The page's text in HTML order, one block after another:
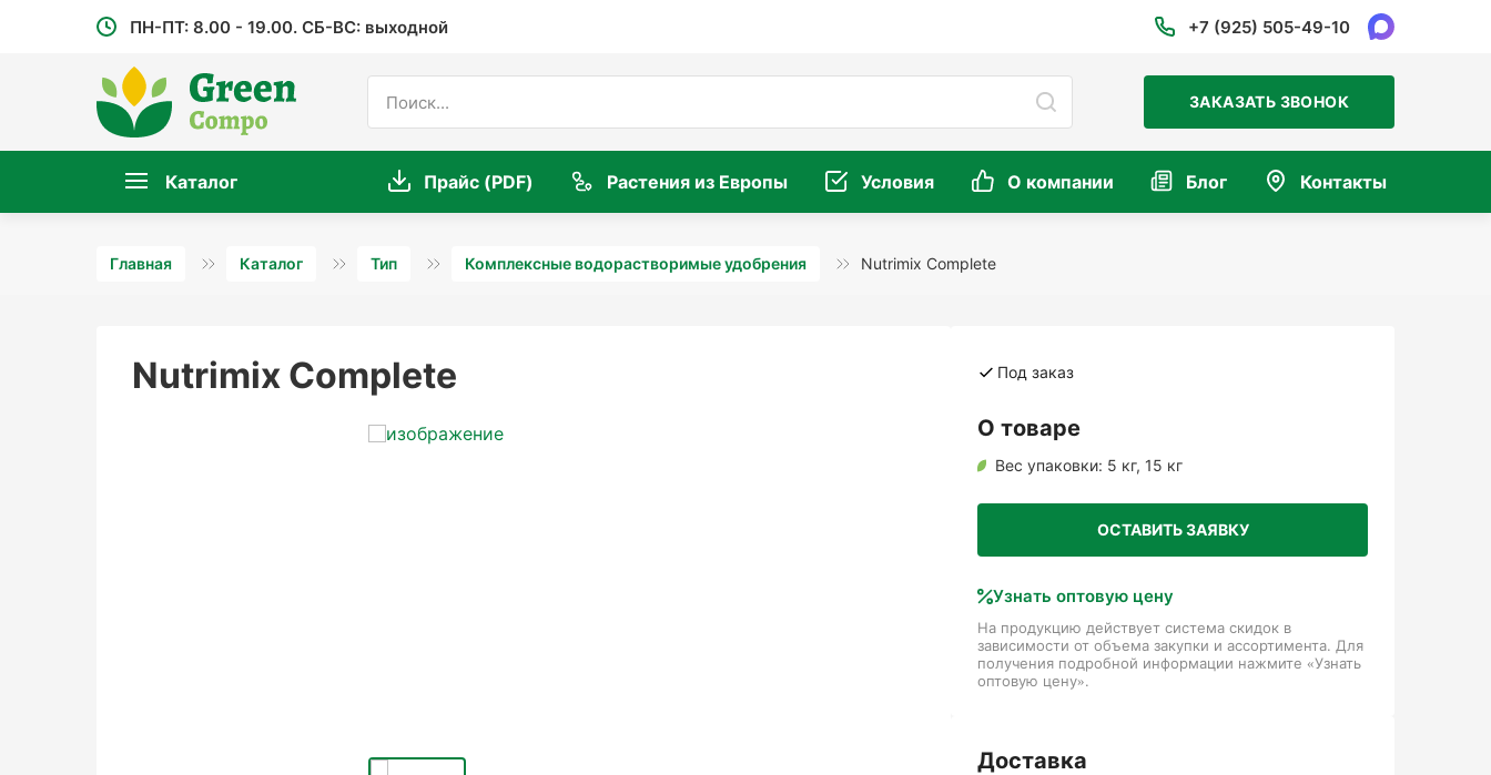
ПН-ПТ: 8.00 - 19.00. СБ-ВС: выходной +7 (925) 505-49-10
ЗАКАЗАТЬ ЗВОНОК
Каталог Прайс (PDF) Растения из Европы Условия О компании Блог Контакты
Главная Каталог Тип Комплексные водорастворимые удобрения Nutrimix Complete
Nutrimix Complete Под заказ
О товаре
Вес упаковки: 5 кг, 15 кг
ОСТАВИТЬ ЗАЯВКУ
Узнать оптовую цену
На продукцию действует система скидок в
зависимости от объема закупки и ассортимента. Для
получения подробной информации нажмите «Узнать
оптовую цену».
Доставка